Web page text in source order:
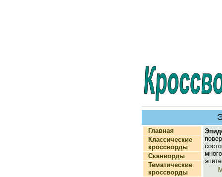
Главная
Классические
кроссворды
Сканворды
Тематические
кроссворды